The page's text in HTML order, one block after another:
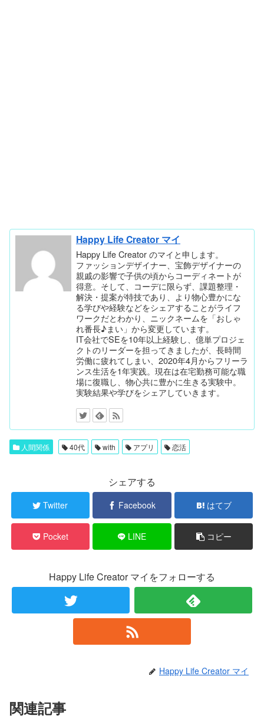
Happy Life Creator マイ
Happy Life Creator のマイと申します。
ファッションデザイナー、宝飾デザイナーの
親戚の影響で子供の頃からコーディネートが
得意。そして、コーデに限らず、課題整理・
解決・提案が特技であり、より物心豊かにな
る学びや経験などをシェアすることがライフ
ワークだとわかり、ニックネームを「おしゃ
れ番長♪まい」から変更しています。
IT会社でSEを10年以上経験し、億単プロジェ
クトのリーダーを担ってきましたが、長時間
労働に疲れてしまい、2020年4月からフリーラ
ンス生活を1年実践。現在は在宅勤務可能な職
場に復職し、物心共に豊かに生きる実験中。
実験結果や学びをシェアしていきます。
人間関係 40代 with アプリ 恋活
シェアする
Twitter Facebook はてブ
Pocket LINE コピー
Happy Life Creator マイをフォローする
Happy Life Creator マイ
関連記事